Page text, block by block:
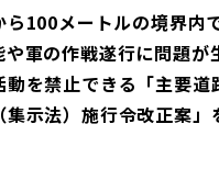
100メートルの境界内
軍の作戦遂行に問題
を禁止できる「主要
示法）施行令改正案」